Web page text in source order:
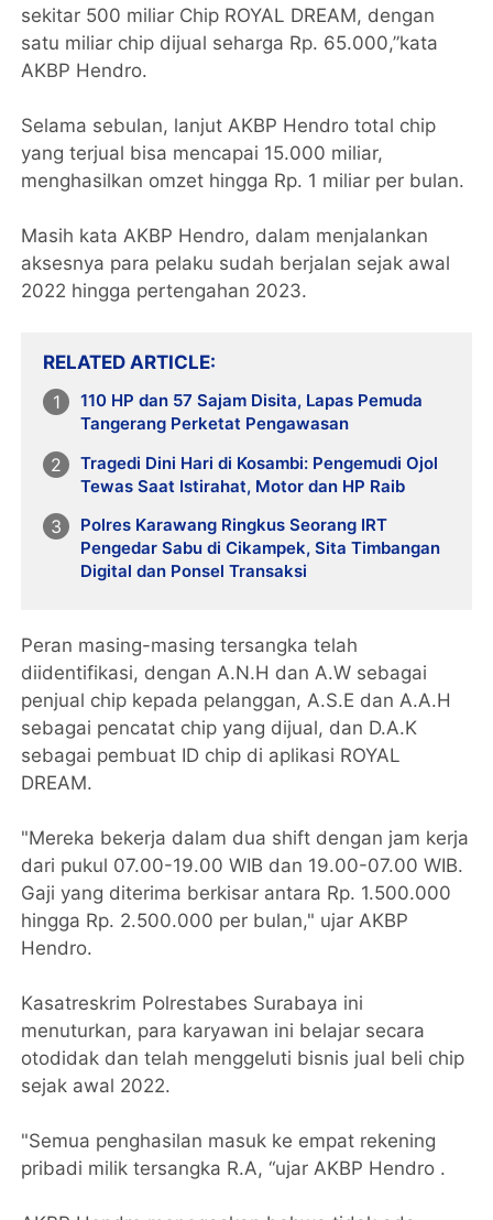
sekitar 500 miliar Chip ROYAL DREAM, dengan
satu miliar chip dijual seharga Rp. 65.000,”kata
AKBP Hendro.
Selama sebulan, lanjut AKBP Hendro total chip
yang terjual bisa mencapai 15.000 miliar,
menghasilkan omzet hingga Rp. 1 miliar per bulan.
Masih kata AKBP Hendro, dalam menjalankan
aksesnya para pelaku sudah berjalan sejak awal
2022 hingga pertengahan 2023.
RELATED ARTICLE
110 HP dan 57 Sajam Disita, Lapas Pemuda
Tangerang Perketat Pengawasan
Tragedi Dini Hari di Kosambi: Pengemudi Ojol
Tewas Saat Istirahat, Motor dan HP Raib
Polres Karawang Ringkus Seorang IRT
Pengedar Sabu di Cikampek, Sita Timbangan
Digital dan Ponsel Transaksi
Peran masing-masing tersangka telah
diidentifikasi, dengan A.N.H dan A.W sebagai
penjual chip kepada pelanggan, A.S.E dan A.A.H
sebagai pencatat chip yang dijual, dan D.A.K
sebagai pembuat ID chip di aplikasi ROYAL
DREAM.
"Mereka bekerja dalam dua shift dengan jam kerja
dari pukul 07.00-19.00 WIB dan 19.00-07.00 WIB.
Gaji yang diterima berkisar antara Rp. 1.500.000
hingga Rp. 2.500.000 per bulan," ujar AKBP
Hendro.
Kasatreskrim Polrestabes Surabaya ini
menuturkan, para karyawan ini belajar secara
otodidak dan telah menggeluti bisnis jual beli chip
sejak awal 2022.
"Semua penghasilan masuk ke empat rekening
pribadi milik tersangka R.A, “ujar AKBP Hendro .